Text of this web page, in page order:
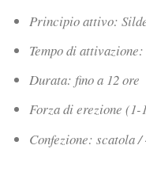
Principio attivo:
Tempo di
Durata: fino a 12 ore
Forza di erezione (1-
Confezione: scatola